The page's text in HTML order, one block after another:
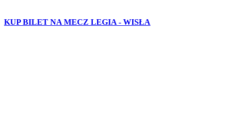
KUP BILET NA MECZ LEGIA - WISŁA